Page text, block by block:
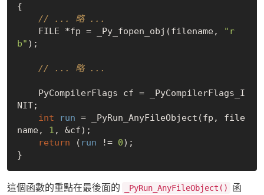
{
// ... 略 ...
    FILE *fp = _Py_fopen_obj(filename,
"r
b" );
// ... 略 ...
NIT;
int
run = _PyRun_AnyFileObject(fp, file
name, 1 , &cf);
return ( run != 0);
這個函數的重點在最後面的 _PyRun_AnyFileObject()
函